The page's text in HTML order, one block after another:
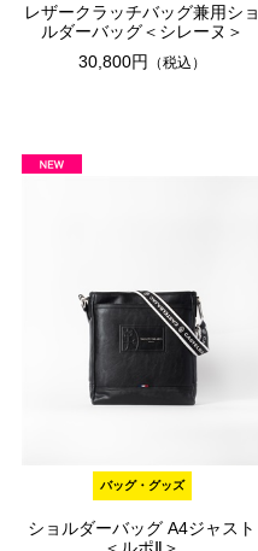
レザークラッチバッグ兼用ショ
ルダーバッグ＜シレーヌ＞
30,800円
（税込）
バッグ・グッズ
ショルダーバッグ A4ジャスト